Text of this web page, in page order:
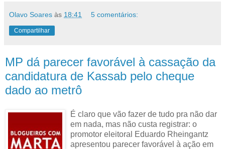
Olavo Soares às 18:41 5 comentários:
Compartilhar
MP dá parecer favorável à cassação da
candidatura de Kassab pelo cheque
dado ao metrô
É claro que vão fazer de tudo pra não dar
em nada, mas não custa registrar: o
promotor eleitoral Eduardo Rheingantz
apresentou parecer favorável à ação em